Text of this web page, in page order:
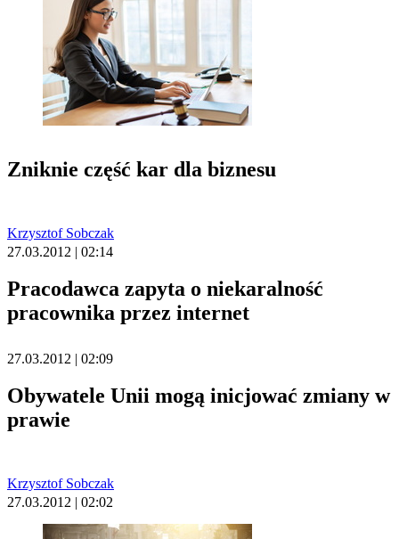
Zniknie część kar dla biznesu
Krzysztof Sobczak
27.03.2012 | 02:14
Pracodawca zapyta o niekaralność
pracownika przez internet
27.03.2012 | 02:09
Obywatele Unii mogą inicjować zmiany w
prawie
Krzysztof Sobczak
27.03.2012 | 02:02